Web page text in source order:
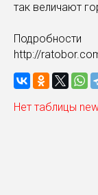
так величают
http://
Нет таблицы